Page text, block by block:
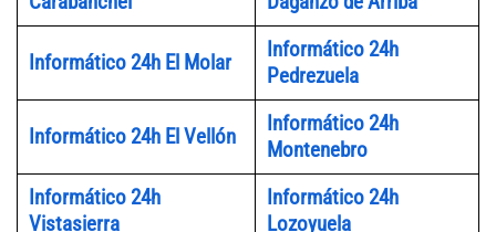
Informático 24h El Molar
Informático 24h
Pedrezuela
Informático 24h El Vellón
Informático 24h
Montenebro
Informático 24h
Vistasierra
Informático 24h
Lozoyuela